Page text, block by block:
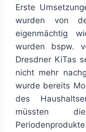
Erste
wurden von
eigenmächtig
wurden bspw.
Dresdner KiTas
nicht mehr
wurde bereits
des
müssten